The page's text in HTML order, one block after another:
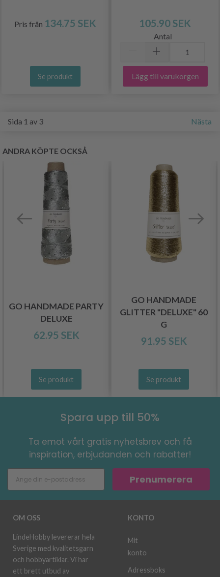
Pris från 134.75 SEK
Se produkt
105.90 SEK
Antal
Lägg till varukorgen
Sida 1 av 3 Nästa
ANDRA KÖPTE OCKSÅ
GO HANDMADE PARTY
DELUXE
62.95 SEK
Se produkt
GO HANDMADE
GLITTER "DELUXE" 60
G
91.95 SEK
Se produkt
Spara upp till 50%
Ta emot vårt gratis nyhetsbrev och få
inspiration, erbjudanden och rabatter!
Prenumerera
OM OSS
LindeHobby levererar hela
Sverige med kvalitetsgarn
och hobbyartiklar. Vi har
ett brett utbud av
KONTO
Mit
konto
Adressboks